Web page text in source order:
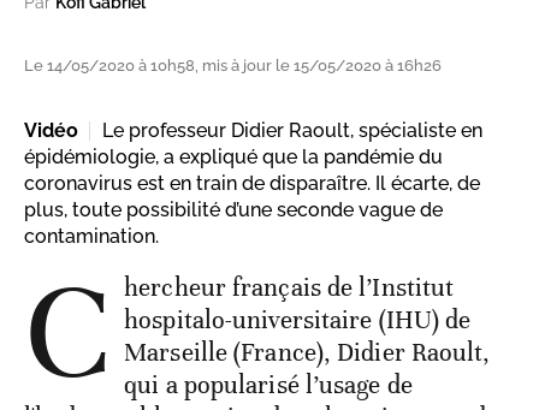
Le 14/05/2020 à 10h58, mis à jour le 15/05/2020 à 16h26
Vidéo
Le professeur Didier Raoult, spécialiste en
épidémiologie, a expliqué que la pandémie du
coronavirus est en train de disparaître. Il écarte, de
plus, toute possibilité d’une seconde vague de
contamination.
C hercheur français de l’Institut
hospitalo-universitaire (IHU) de
Marseille (France), Didier Raoult,
qui a popularisé l’usage de